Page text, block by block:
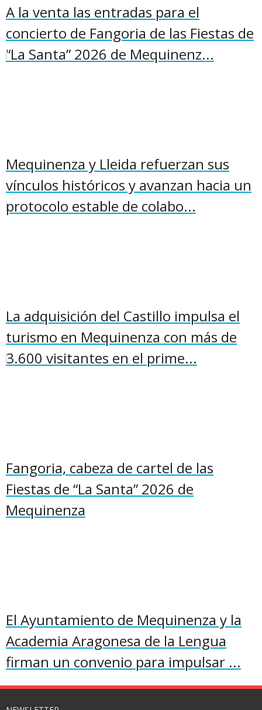
A la venta las entradas para el
concierto de Fangoria de las Fiestas de
“La Santa” 2026 de Mequinenz...
Mequinenza y Lleida refuerzan sus
vínculos históricos y avanzan hacia un
protocolo estable de colabo...
La adquisición del Castillo impulsa el
turismo en Mequinenza con más de
3.600 visitantes en el prime...
Fangoria, cabeza de cartel de las
Fiestas de “La Santa” 2026 de
Mequinenza
El Ayuntamiento de Mequinenza y la
Academia Aragonesa de la Lengua
firman un convenio para impulsar ...